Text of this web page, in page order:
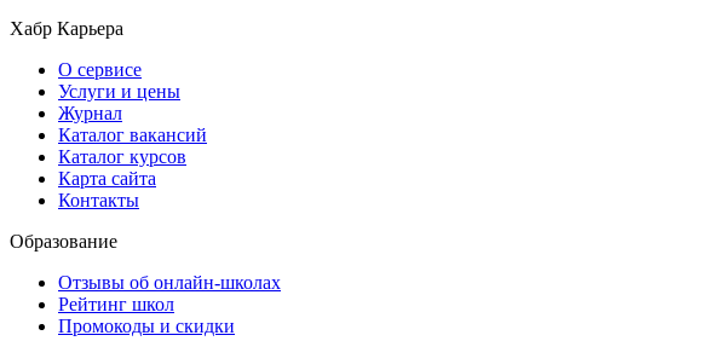
Хабр Карьера
О сервисе
Услуги и цены
Журнал
Каталог вакансий
Каталог курсов
Карта сайта
Контакты
Образование
Отзывы об онлайн-школах
Рейтинг школ
Промокоды и скидки